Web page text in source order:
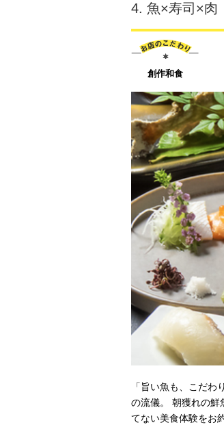
4. 魚×寿司×肉
創作和食
「旨い魚も、こだ
の流儀。 朝獲れの鮮
てない美食体験をお